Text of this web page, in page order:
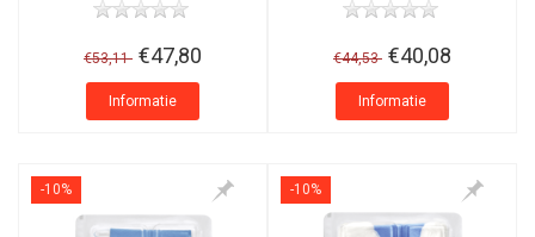
€53,11 €47,80
Informatie
€44,53 €40,08
Informatie
-10% -10%